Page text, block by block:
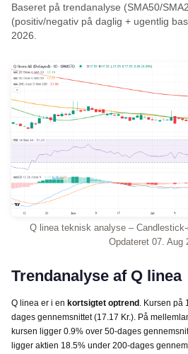
Baseret på trendanalyse (SMA50/
(positiv/negativ på daglig + ugentlig
2026.
Q linea teknisk analyse –
Opdateret 07. Aug
Trendanalyse af Q linea
Q linea er i en kortsigtet optrend . Kursen på
dages gennemsnittet (17.17 Kr.). På
kursen ligger 0.9% over 50-dages
ligger aktien 18.5% under 200-dages